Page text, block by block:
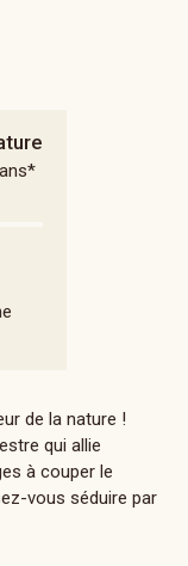
de la nature !
qui allie
à couper le
vous séduire par